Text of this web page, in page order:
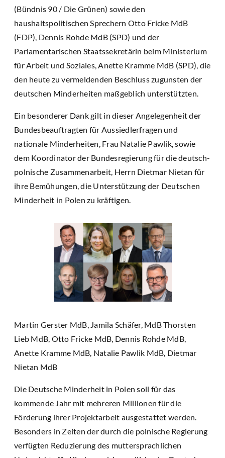
(Bündnis 90 / Die Grünen) sowie den
haushaltspolitischen Sprechern Otto Fricke MdB
(FDP), Dennis Rohde MdB (SPD) und der
Parlamentarischen Staatssekretärin beim Ministerium
für Arbeit und Soziales, Anette Kramme MdB (SPD), die
den heute zu vermeldenden Beschluss zugunsten der
deutschen Minderheiten maßgeblich unterstützten.
Ein besonderer Dank gilt in dieser Angelegenheit der
Bundesbeauftragten für Aussiedlerfragen und
nationale Minderheiten, Frau Natalie Pawlik, sowie
dem Koordinator der Bundesregierung für die deutsch-
polnische Zusammenarbeit, Herrn Dietmar Nietan für
ihre Bemühungen, die Unterstützung der Deutschen
Minderheit in Polen zu kräftigen.
Martin Gerster MdB, Jamila Schäfer, MdB Thorsten
Lieb MdB, Otto Fricke MdB, Dennis Rohde MdB,
Anette Kramme MdB, Natalie Pawlik MdB, Dietmar
Nietan MdB
Die Deutsche Minderheit in Polen soll für das
kommende Jahr mit mehreren Millionen für die
Förderung ihrer Projektarbeit ausgestattet werden.
Besonders in Zeiten der durch die polnische Regierung
verfügten Reduzierung des muttersprachlichen